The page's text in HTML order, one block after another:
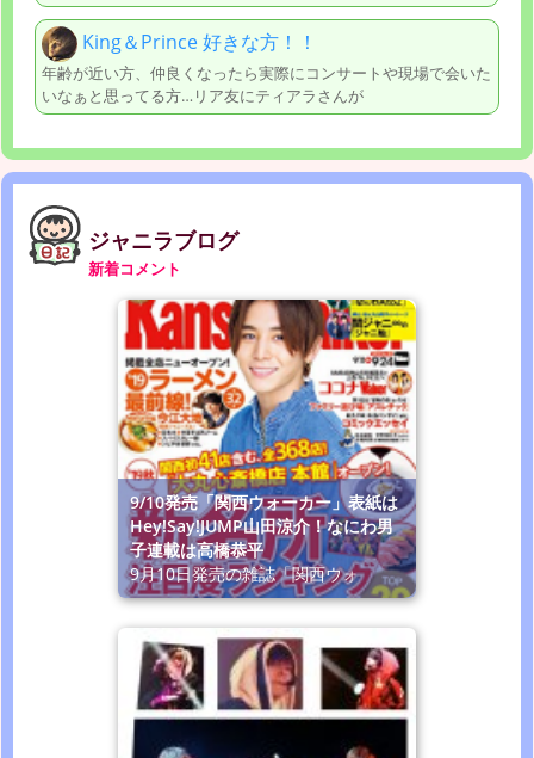
King＆Prince 好きな方！！
年齢が近い方、仲良くなったら実際にコンサートや現場で会いた
いなぁと思ってる方…リア友にティアラさんが
ジャニラブログ
新着コメント
9/10発売「関西ウォーカー」表紙は
Hey!Say!JUMP山田涼介！なにわ男
子連載は高橋恭平
9月10日発売の雑誌「関西ウォ